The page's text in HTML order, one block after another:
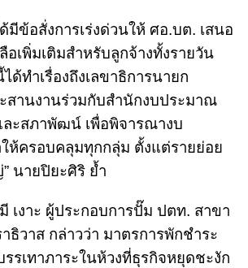
มีข้อสั่งการเร่งด่วนให้ ศอ.บต. เสนอ
อเพิ่มเติมสำหรับลูกจ้างทั้งรายวัน
ด้ทำเรื่องถึงเลขาธิการนายก
สานงานร่วมกับสำนักงบประมาณ
ะสภาพัฒน์ เพื่อพิจารณางบ
ห้ครอบคลุมทุกกลุ่ม ตั้งแต่รายย่อย
นายปิยะศิริ ย้ำ
เงาะ ผู้ประกอบการปั๊ม ปตท. สาขา
าธิวาส กล่าวว่า มาตรการพักชำระ
รเทาภาระในห้วงที่ธุรกิจหยุดชะงัก